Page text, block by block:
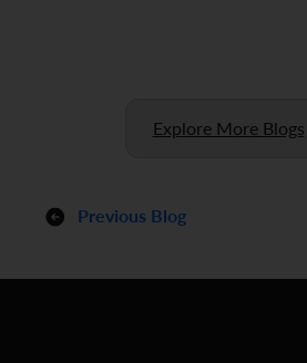
Explore More Blogs
Previous Blog